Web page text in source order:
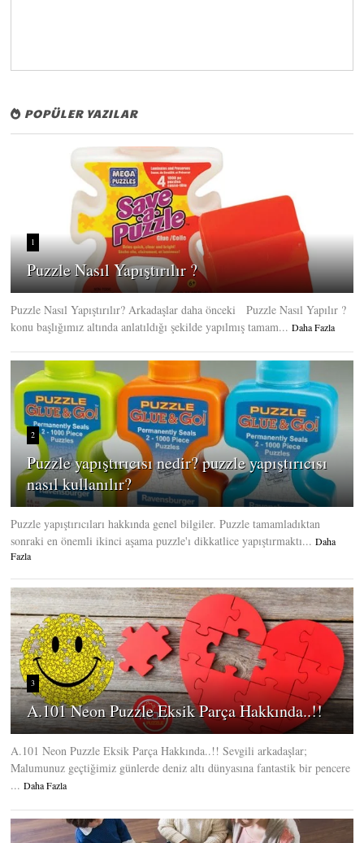
POPÜLER YAZILAR
1
Puzzle Nasıl Yapıştırılır ?
Puzzle Nasıl Yapıştırılır? Arkadaşlar daha önceki Puzzle Nasıl Yapılır ?
konu başlığımız altında anlatıldığı şekilde yapılmış tamam... Daha Fazla
2
Puzzle yapıştırıcısı nedir? puzzle yapıştırıcısı
nasıl kullanılır?
Puzzle yapıştırıcıları hakkında genel bilgiler. Puzzle tamamladıktan
sonraki en önemli ikinci aşama puzzle'ı dikkatlice yapıştırmaktı... Daha
Fazla
3
A.101 Neon Puzzle Eksik Parça Hakkında..!!
A.101 Neon Puzzle Eksik Parça Hakkında..!! Sevgili arkadaşlar;
Malumunuz geçtiğimiz günlerde deniz altı dünyasına fantastik bir pencere
... Daha Fazla